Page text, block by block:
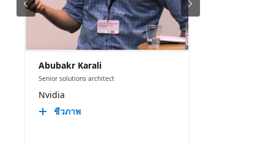
Abubakr Karali
Senior solutions architect
Nvidia
ชีวภาพ